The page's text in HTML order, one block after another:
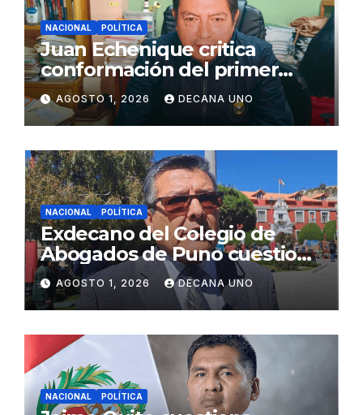
NACIONAL POLÍTICA
Juan Echenique critica
conformación del primer
gabinete ministerial de Keiko
Fujimori
AGOSTO 1, 2026 DECANA UNO
NACIONAL POLÍTICA
Exdecano del Colegio de
Abogados de Puno cuestiona
propuestas sobre seguridad
ciudadana
AGOSTO 1, 2026 DECANA UNO
NACIONAL POLÍTICA